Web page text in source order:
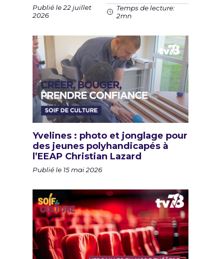
Publié le 22 juillet
2026
Temps de lecture:
2mn
Yvelines : photo et jonglage pour
des jeunes polyhandicapés à
l’EEAP Christian Lazard
Publié le 15 mai 2026